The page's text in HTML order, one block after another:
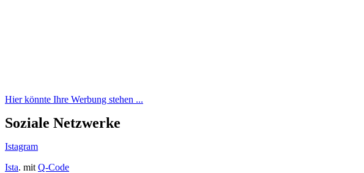
Hier könnte Ihre Werbung stehen ...
Soziale Netzwerke
Istagram
Ista. mit Q-Code